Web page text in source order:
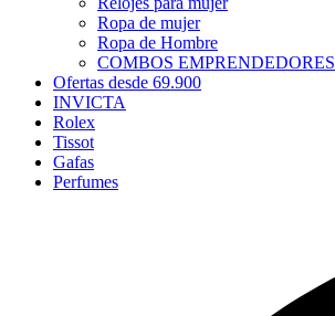
Ropa de mujer
Ropa de Hombre
COMBOS EMPRENDEDORES
Ofertas desde 69.900
INVICTA
Rolex
Tissot
Gafas
Perfumes